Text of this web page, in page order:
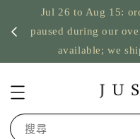
Jul 26 to Aug 15:
paused during our
available; we
搜尋